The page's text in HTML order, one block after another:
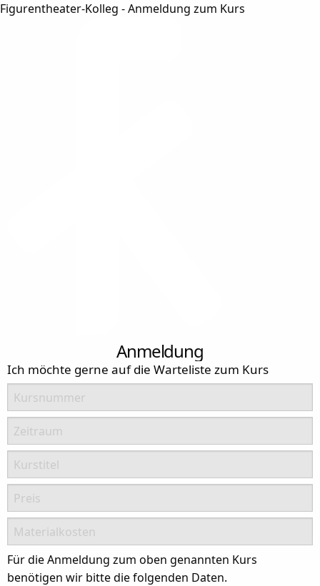
Figurentheater-Kolleg - Anmeldung zum Kurs
Anmeldung
Ich möchte gerne auf die Warteliste zum Kurs
Kursnummer
Zeitraum
Kurstitel
Preis
Materialkosten
Für die Anmeldung zum oben genannten Kurs
benötigen wir bitte die folgenden Daten.